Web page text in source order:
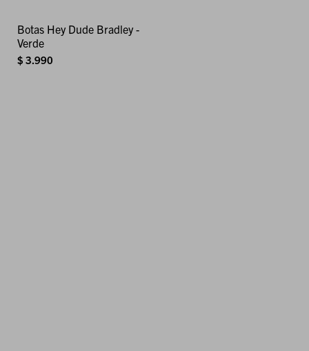
Botas Hey Dude Bradley -
Verde
$ 3.990